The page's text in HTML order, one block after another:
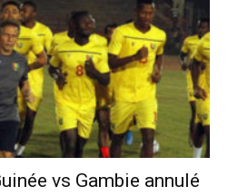
vs Gambie annulé